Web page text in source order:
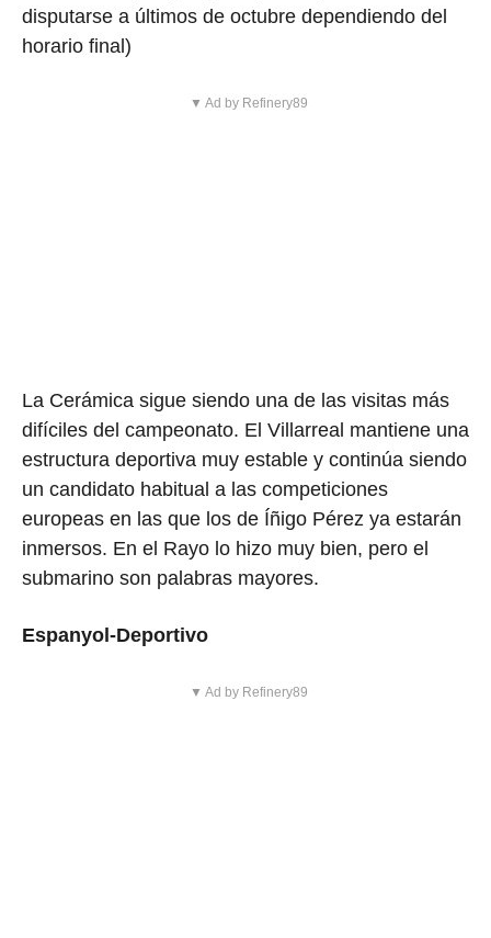
disputarse a últimos de octubre dependiendo del
horario final)
▼ Ad by Refinery89
La Cerámica sigue siendo una de las visitas más
difíciles del campeonato. El Villarreal mantiene una
estructura deportiva muy estable y continúa siendo
un candidato habitual a las competiciones
europeas en las que los de Íñigo Pérez ya estarán
inmersos. En el Rayo lo hizo muy bien, pero el
submarino son palabras mayores.
Espanyol-Deportivo
▼ Ad by Refinery89